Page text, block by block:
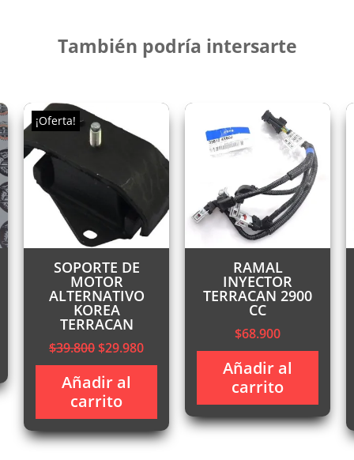
También podría intersarte
¡Oferta!
SOPORTE DE
MOTOR
ALTERNATIVO
KOREA
TERRACAN
$39.800El
precio
original
era:
$39.800.
$29.980El
precio
$29.980.
Añadir al
carrito
RAMAL
INYECTOR
TERRACAN 2900
CC
$68.900
Añadir al
carrito